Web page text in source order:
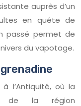
auprès d’un
en quête de
passé permet de
du vapotage.
l’Antiquité, où la
de la région